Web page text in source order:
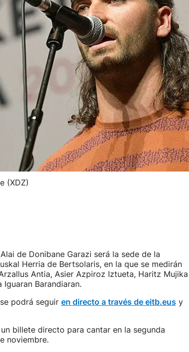
(XDZ)
de Donibane Garazi será la sede de la
Herria de Bertsolaris, en la que se medirán
Antia, Asier Azpiroz Iztueta, Haritz Mujika
Iguaran Barandiaran.
podrá seguir en directo a través de eitb.eusy
billete directo para cantar en la segunda
noviembre.